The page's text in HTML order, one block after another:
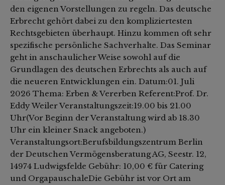
den eigenen Vorstellungen zu regeln. Das deutsche
Erbrecht gehört dabei zu den kompliziertesten
Rechtsgebieten überhaupt. Hinzu kommen oft sehr
spezifische persönliche Sachverhalte. Das Seminar
geht in anschaulicher Weise sowohl auf die
Grundlagen des deutschen Erbrechts als auch auf
die neueren Entwicklungen ein. Datum:01. Juli
2026 Thema: Erben & Vererben Referent:Prof. Dr.
Eddy Weiler Veranstaltungszeit:19.00 bis 21.00
Uhr(Vor Beginn der Veranstaltung wird ab 18.30
Uhr ein kleiner Snack angeboten.)
Veranstaltungsort:Berufsbildungszentrum Berlin
der Deutschen Vermögensberatung AG, Seestr. 12,
14974 Ludwigsfelde Gebühr: 10,00 € für Catering
und OrgapauschaleDie Gebühr ist vor Ort am